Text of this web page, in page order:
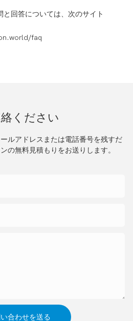
と回答については、次のサイト
faq
ください
ルアドレスまたは電話番号を残すだ
の無料見積もりをお送りします。
合わせを送る